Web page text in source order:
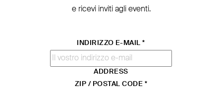
e ricevi inviti agli eventi.
INDIRIZZO E-MAIL*
ADDRESS
ZIP / POSTAL CODE *